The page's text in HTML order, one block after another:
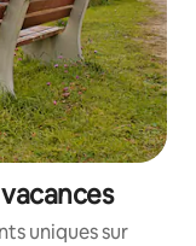
uniques sur